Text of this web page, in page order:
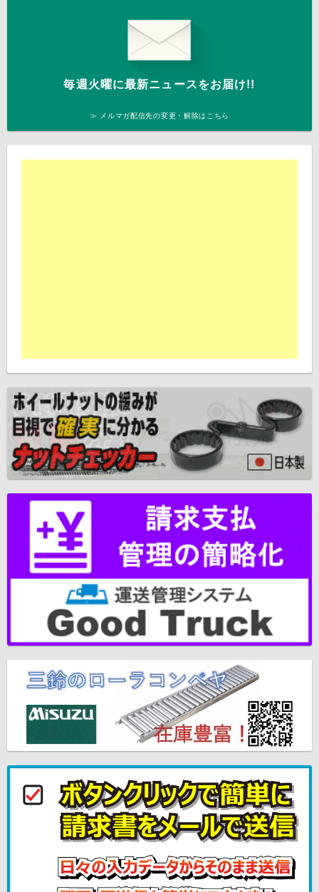
毎週火曜に最新ニュースをお届け!!
≫ メルマガ配信先の変更・解除はこちら